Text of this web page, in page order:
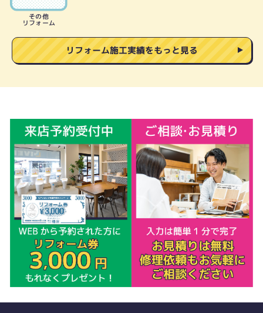
その他
リフォーム
リフォーム施工実績をもっと見る